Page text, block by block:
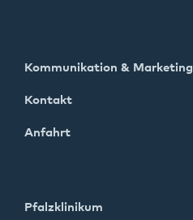
Kommunikation & Marketing
Kontakt
Anfahrt
Pfalzklinikum